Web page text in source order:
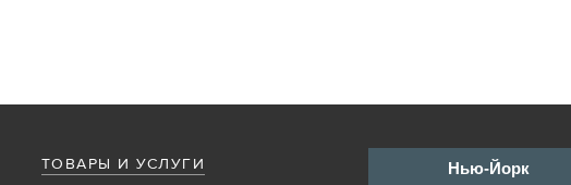
ТОВАРЫ И УСЛУГИ
Нью-Йорк